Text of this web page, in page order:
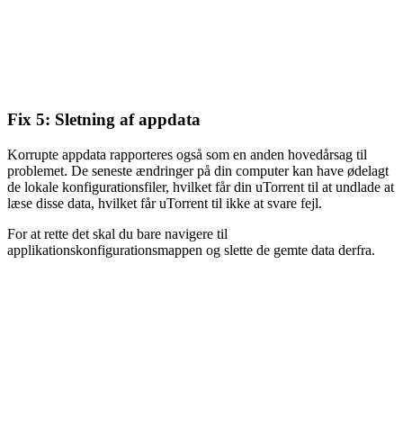
Fix 5: Sletning af appdata
Korrupte appdata rapporteres også som en anden hovedårsag til
problemet. De seneste ændringer på din computer kan have ødelagt
de lokale konfigurationsfiler, hvilket får din uTorrent til at undlade at
læse disse data, hvilket får uTorrent til ikke at svare fejl.
For at rette det skal du bare navigere til
applikationskonfigurationsmappen og slette de gemte data derfra.